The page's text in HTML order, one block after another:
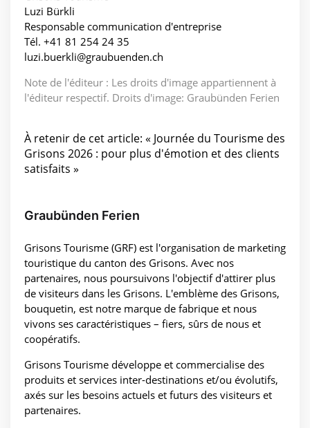
Luzi Bürkli
Responsable communication d'entreprise
Tél. +41 81 254 24 35
luzi.buerkli@graubuenden.ch
Note de l'éditeur : Les droits d'image appartiennent à
l'éditeur respectif. Droits d'image: Graubünden Ferien
À retenir de cet article: « Journée du Tourisme des
Grisons 2026 : pour plus d'émotion et des clients
satisfaits »
Graubünden Ferien
Grisons Tourisme (GRF) est l'organisation de marketing
touristique du canton des Grisons. Avec nos
partenaires, nous poursuivons l'objectif d'attirer plus
de visiteurs dans les Grisons. L'emblème des Grisons,
bouquetin, est notre marque de fabrique et nous
vivons ses caractéristiques – fiers, sûrs de nous et
coopératifs.
Grisons Tourisme développe et commercialise des
produits et services inter-destinations et/ou évolutifs,
axés sur les besoins actuels et futurs des visiteurs et
partenaires.